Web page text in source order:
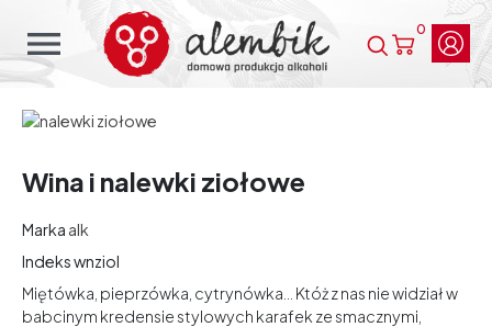
menu 0
Wina i nalewki ziołowe
Marka alk
Indekswnziol
Miętówka, pieprzówka, cytrynówka... Któż z nas nie widział w
babcinym kredensie stylowych karafek ze smacznymi,